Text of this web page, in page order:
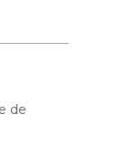
de